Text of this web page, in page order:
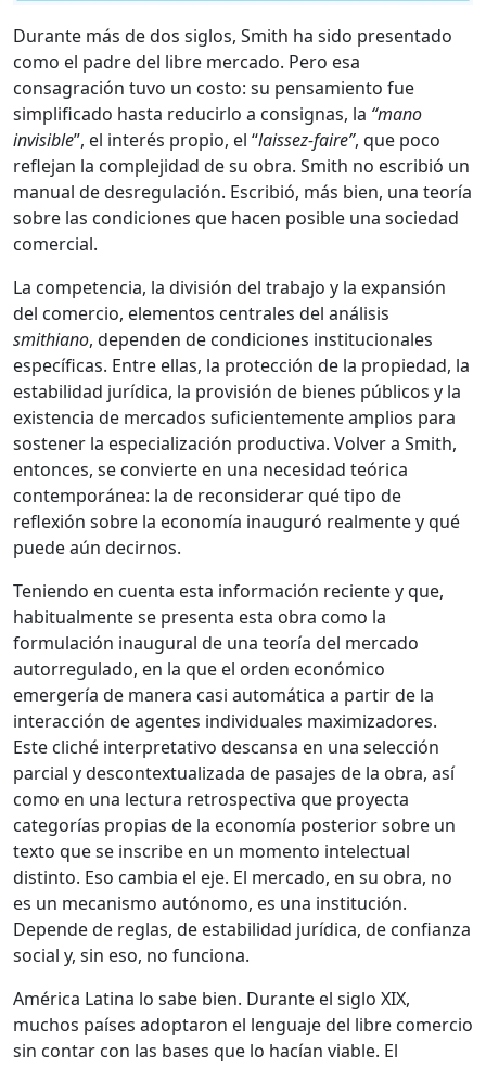
Durante más de dos siglos, Smith ha sido presentado
como el padre del libre mercado. Pero esa
consagración tuvo un costo: su pensamiento fue
simplificado hasta reducirlo a consignas, la “mano
invisible”, el interés propio, el “laissez-faire”, que poco
reflejan la complejidad de su obra. Smith no escribió un
manual de desregulación. Escribió, más bien, una teoría
sobre las condiciones que hacen posible una sociedad
comercial.
La competencia, la división del trabajo y la expansión
del comercio, elementos centrales del análisis
smithiano, dependen de condiciones institucionales
específicas. Entre ellas, la protección de la propiedad, la
estabilidad jurídica, la provisión de bienes públicos y la
existencia de mercados suficientemente amplios para
sostener la especialización productiva. Volver a Smith,
entonces, se convierte en una necesidad teórica
contemporánea: la de reconsiderar qué tipo de
reflexión sobre la economía inauguró realmente y qué
puede aún decirnos.
Teniendo en cuenta esta información reciente y que,
habitualmente se presenta esta obra como la
formulación inaugural de una teoría del mercado
autorregulado, en la que el orden económico
emergería de manera casi automática a partir de la
interacción de agentes individuales maximizadores.
Este cliché interpretativo descansa en una selección
parcial y descontextualizada de pasajes de la obra, así
como en una lectura retrospectiva que proyecta
categorías propias de la economía posterior sobre un
texto que se inscribe en un momento intelectual
distinto. Eso cambia el eje. El mercado, en su obra, no
es un mecanismo autónomo, es una institución.
Depende de reglas, de estabilidad jurídica, de confianza
social y, sin eso, no funciona.
América Latina lo sabe bien. Durante el siglo XIX,
muchos países adoptaron el lenguaje del libre comercio
sin contar con las bases que lo hacían viable. El